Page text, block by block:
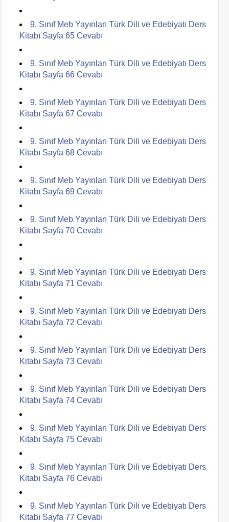
9. Sınıf Meb Yayınları Türk Dili ve Edebiyatı Ders
Kitabı Sayfa 65 Cevabı
9. Sınıf Meb Yayınları Türk Dili ve Edebiyatı Ders
Kitabı Sayfa 66 Cevabı
9. Sınıf Meb Yayınları Türk Dili ve Edebiyatı Ders
Kitabı Sayfa 67 Cevabı
9. Sınıf Meb Yayınları Türk Dili ve Edebiyatı Ders
Kitabı Sayfa 68 Cevabı
9. Sınıf Meb Yayınları Türk Dili ve Edebiyatı Ders
Kitabı Sayfa 69 Cevabı
9. Sınıf Meb Yayınları Türk Dili ve Edebiyatı Ders
Kitabı Sayfa 70 Cevabı
9. Sınıf Meb Yayınları Türk Dili ve Edebiyatı Ders
Kitabı Sayfa 71 Cevabı
9. Sınıf Meb Yayınları Türk Dili ve Edebiyatı Ders
Kitabı Sayfa 72 Cevabı
9. Sınıf Meb Yayınları Türk Dili ve Edebiyatı Ders
Kitabı Sayfa 73 Cevabı
9. Sınıf Meb Yayınları Türk Dili ve Edebiyatı Ders
Kitabı Sayfa 74 Cevabı
9. Sınıf Meb Yayınları Türk Dili ve Edebiyatı Ders
Kitabı Sayfa 75 Cevabı
9. Sınıf Meb Yayınları Türk Dili ve Edebiyatı Ders
Kitabı Sayfa 76 Cevabı
9. Sınıf Meb Yayınları Türk Dili ve Edebiyatı Ders
Kitabı Sayfa 77 Cevabı